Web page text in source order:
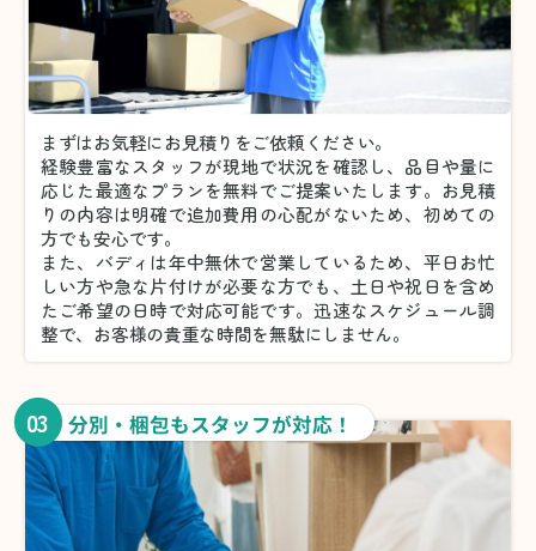
まずはお気軽にお見積りをご依頼ください。
経験豊富なスタッフが現地で状況を確認し、品目や量に
応じた最適なプランを無料でご提案いたします。お見積
りの内容は明確で追加費用の心配がないため、初めての
方でも安心です。
また、バディは年中無休で営業しているため、平日お忙
しい方や急な片付けが必要な方でも、土日や祝日を含め
たご希望の日時で対応可能です。迅速なスケジュール調
整で、お客様の貴重な時間を無駄にしません。
03 分別・梱包もスタッフが対応！